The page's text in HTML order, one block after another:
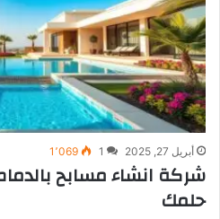
أبريل 27, 2025 1 1٬069
شركة انشاء مسابح
حلمك